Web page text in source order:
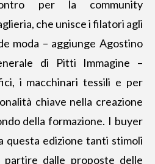
per la community
che unisce i filatori agli
moda – aggiunge Agostino
di Pitti Immagine –
i macchinari tessili e per
chiave nella creazione
della formazione. I buyer
questa edizione tanti stimoli
dalle proposte delle